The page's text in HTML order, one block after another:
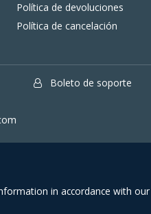
Política de devoluciones
Política de cancelación
Boleto de soporte
Términos y
in accordance with